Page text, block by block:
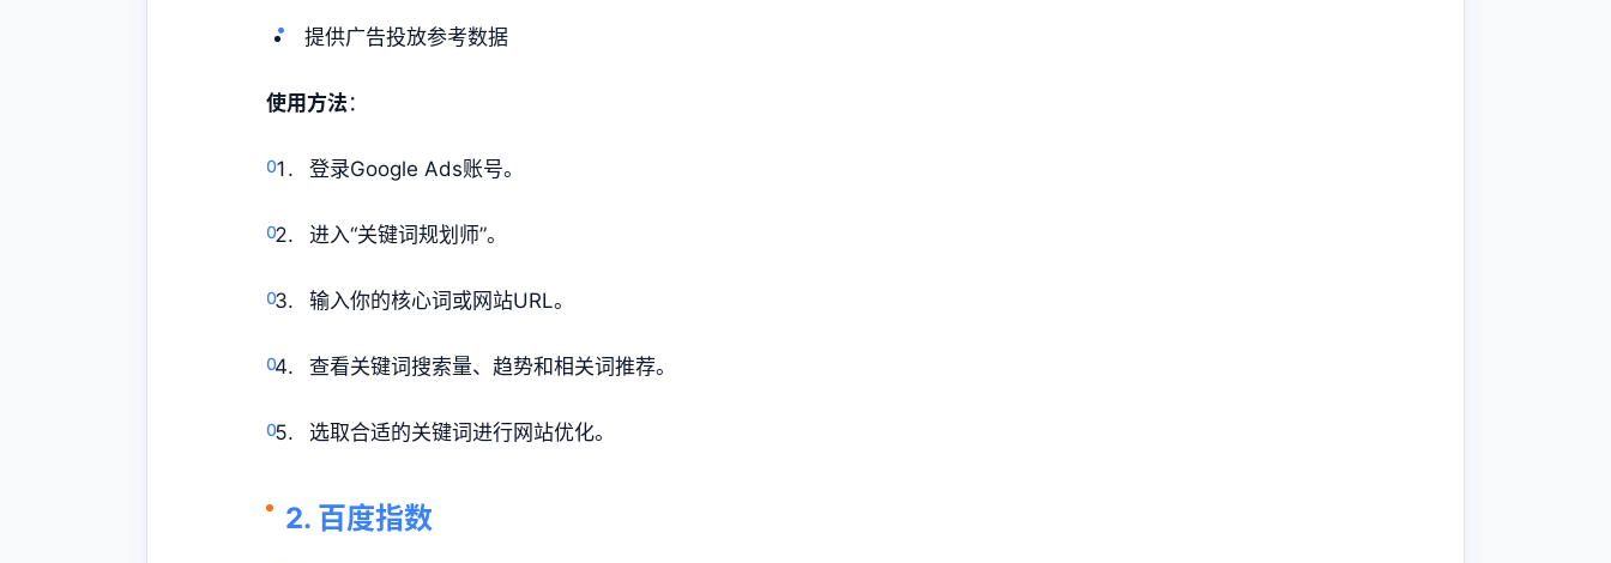
提供广告投放参考数据
使用方法 ：
登录Google Ads账号。
进入“关键词规划师”。
输入你的核心词或网站URL。
查看关键词搜索量、趋势和相关词推荐。
选取合适的关键词进行网站优化。
2. 百度指数